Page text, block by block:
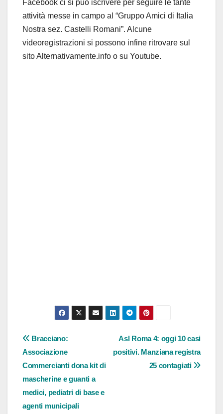
Facebook ci si può iscrivere per seguire le tante
attività messe in campo al “Gruppo Amici di Italia
Nostra sez. Castelli Romani”. Alcune
videoregistrazioni si possono infine ritrovare sul
sito Alternativamente.info o su Youtube.
Navigazione
articoli
Asl Roma 4: oggi 10 casi
positivi. Manziana registra
25 contagiati
Bracciano:
Associazione
Commercianti dona kit di
mascherine e guanti a
medici, pediatri di base e
agenti municipali